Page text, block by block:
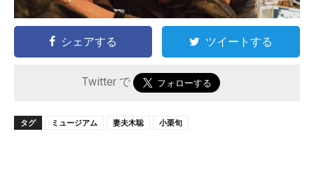
シェアする ツイートする
Twitter で
タグ ミュージアム 妻夫木聡 小栗旬